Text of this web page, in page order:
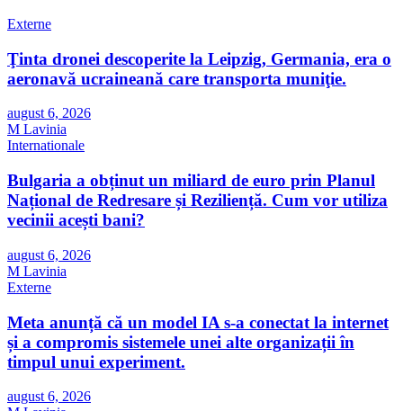
Externe
Ţinta dronei descoperite la Leipzig, Germania, era o
aeronavă ucraineană care transporta muniţie.
august 6, 2026
M Lavinia
Internationale
Bulgaria a obținut un miliard de euro prin Planul
Național de Redresare și Reziliență. Cum vor utiliza
vecinii acești bani?
august 6, 2026
M Lavinia
Externe
Meta anunță că un model IA s-a conectat la internet
și a compromis sistemele unei alte organizații în
timpul unui experiment.
august 6, 2026